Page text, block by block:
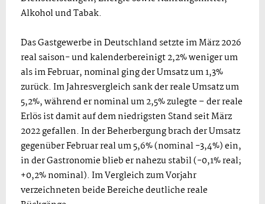
Alkohol und Tabak.
Das Gastgewerbe in Deutschland setzte im März 2026
real saison- und kalenderbereinigt 2,2% weniger um
als im Februar, nominal ging der Umsatz um 1,3%
zurück. Im Jahresvergleich sank der reale Umsatz um
5,2%, während er nominal um 2,5% zulegte – der reale
Erlös ist damit auf dem niedrigsten Stand seit März
2022 gefallen. In der Beherbergung brach der Umsatz
gegenüber Februar real um 5,6% (nominal -3,4%) ein,
in der Gastronomie blieb er nahezu stabil (-0,1% real;
+0,2% nominal). Im Vergleich zum Vorjahr
verzeichneten beide Bereiche deutliche reale